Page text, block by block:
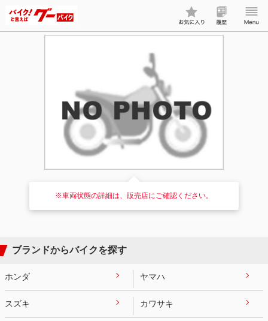
※車両状態の詳細は、販売店にご確認ください。
ブランドからバイクを探す
ホンダ ヤマハ
スズキ カワサキ